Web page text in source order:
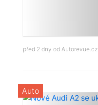
před 2 dny od Autorevue.cz
Auto